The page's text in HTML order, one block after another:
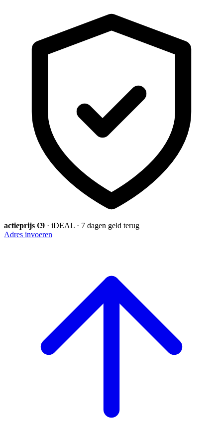
actieprijs €9 · iDEAL · 7 dagen geld terug
Adres invoeren